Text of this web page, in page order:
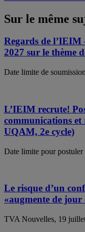
Sur le même
Regards de l’IEIM
2027 sur le thème
Date limite de
L’IEIM recrute!
communications et
UQAM, 2e cycle)
Date limite pour postuler
Le risque d’un
«augmente de
TVA Nouvelles, 19